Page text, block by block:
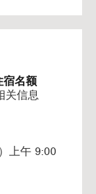
宿名额
关信息
上午 9:00